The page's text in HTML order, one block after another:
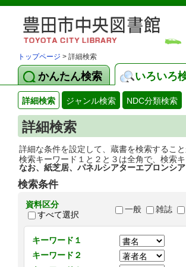
トップページ > 詳細検索
かんたん検索 いろいろ
詳細検索 ジャンル検索 NDC分類検索
詳細検索
詳細な条件を設定して、蔵書を検索すること
検索キーワード１と２と３は全角で、検索
なお、紙芝居、パネルシアターエプロンシ
検索条件
資料区分
すべて選択
一般 雑誌
キーワード１
キーワード２